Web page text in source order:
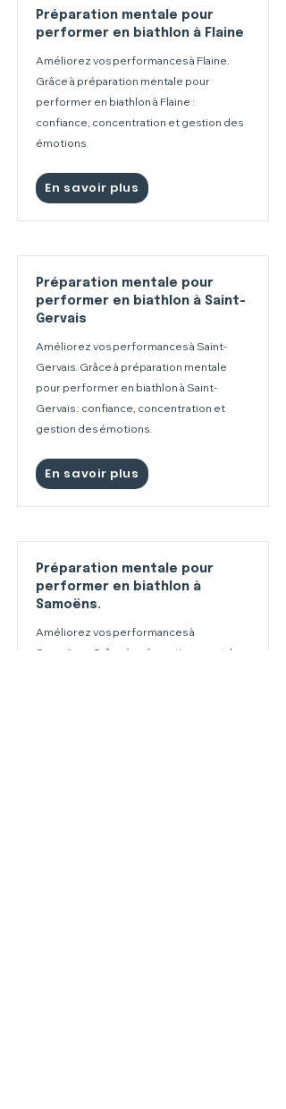
Préparation mentale pour
performer en biathlon à Flaine
Améliorez vos performances à Flaine.
Grâce à préparation mentale pour
performer en biathlon à Flaine :
confiance, concentration et gestion des
émotions.
En savoir plus
Préparation mentale pour
performer en biathlon à Saint-
Gervais
Améliorez vos performances à Saint-
Gervais. Grâce à préparation mentale
pour performer en biathlon à Saint-
Gervais : confiance, concentration et
gestion des émotions.
En savoir plus
Préparation mentale pour
performer en biathlon à
Samoëns.
Améliorez vos performances à
Samoëns.. Grâce à préparation mentale